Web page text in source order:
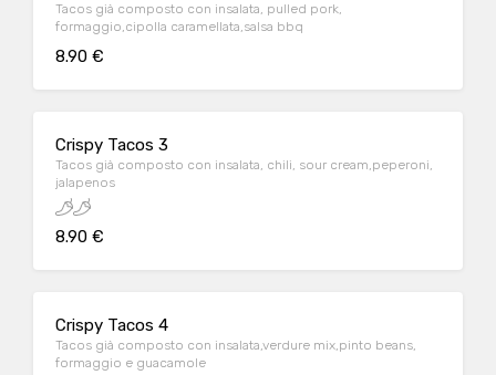
Tacos già composto con insalata, pulled pork,
formaggio,cipolla caramellata,salsa bbq
8.90 €
Crispy Tacos 3
Tacos già composto con insalata, chili, sour cream,peperoni,
jalapenos
8.90 €
Crispy Tacos 4
Tacos già composto con insalata,verdure mix,pinto beans,
formaggio e guacamole